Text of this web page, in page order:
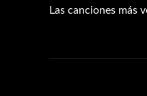
Las canciones más